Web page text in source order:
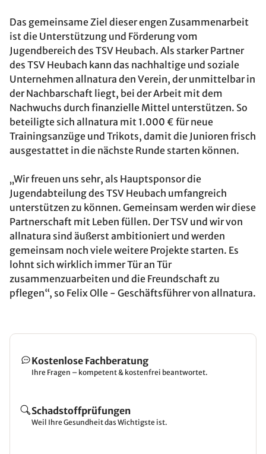
Das gemeinsame Ziel dieser engen Zusammenarbeit
ist die Unterstützung und Förderung vom
Jugendbereich des TSV Heubach. Als starker Partner
des TSV Heubach kann das nachhaltige und soziale
Unternehmen allnatura den Verein, der unmittelbar in
der Nachbarschaft liegt, bei der Arbeit mit dem
Nachwuchs durch finanzielle Mittel unterstützen. So
beteiligte sich allnatura mit 1.000 € für neue
Trainingsanzüge und Trikots, damit die Junioren frisch
ausgestattet in die nächste Runde starten können.
„Wir freuen uns sehr, als Hauptsponsor die
Jugendabteilung des TSV Heubach umfangreich
unterstützen zu können. Gemeinsam werden wir diese
Partnerschaft mit Leben füllen. Der TSV und wir von
allnatura sind äußerst ambitioniert und werden
gemeinsam noch viele weitere Projekte starten. Es
lohnt sich wirklich immer Tür an Tür
zusammenzuarbeiten und die Freundschaft zu
pflegen“, so Felix Olle - Geschäftsführer von allnatura.
Kostenlose Fachberatung
Ihre Fragen – kompetent & kostenfrei beantwortet.
Schadstoffprüfungen
Weil Ihre Gesundheit das Wichtigste ist.